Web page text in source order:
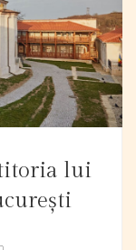
lui